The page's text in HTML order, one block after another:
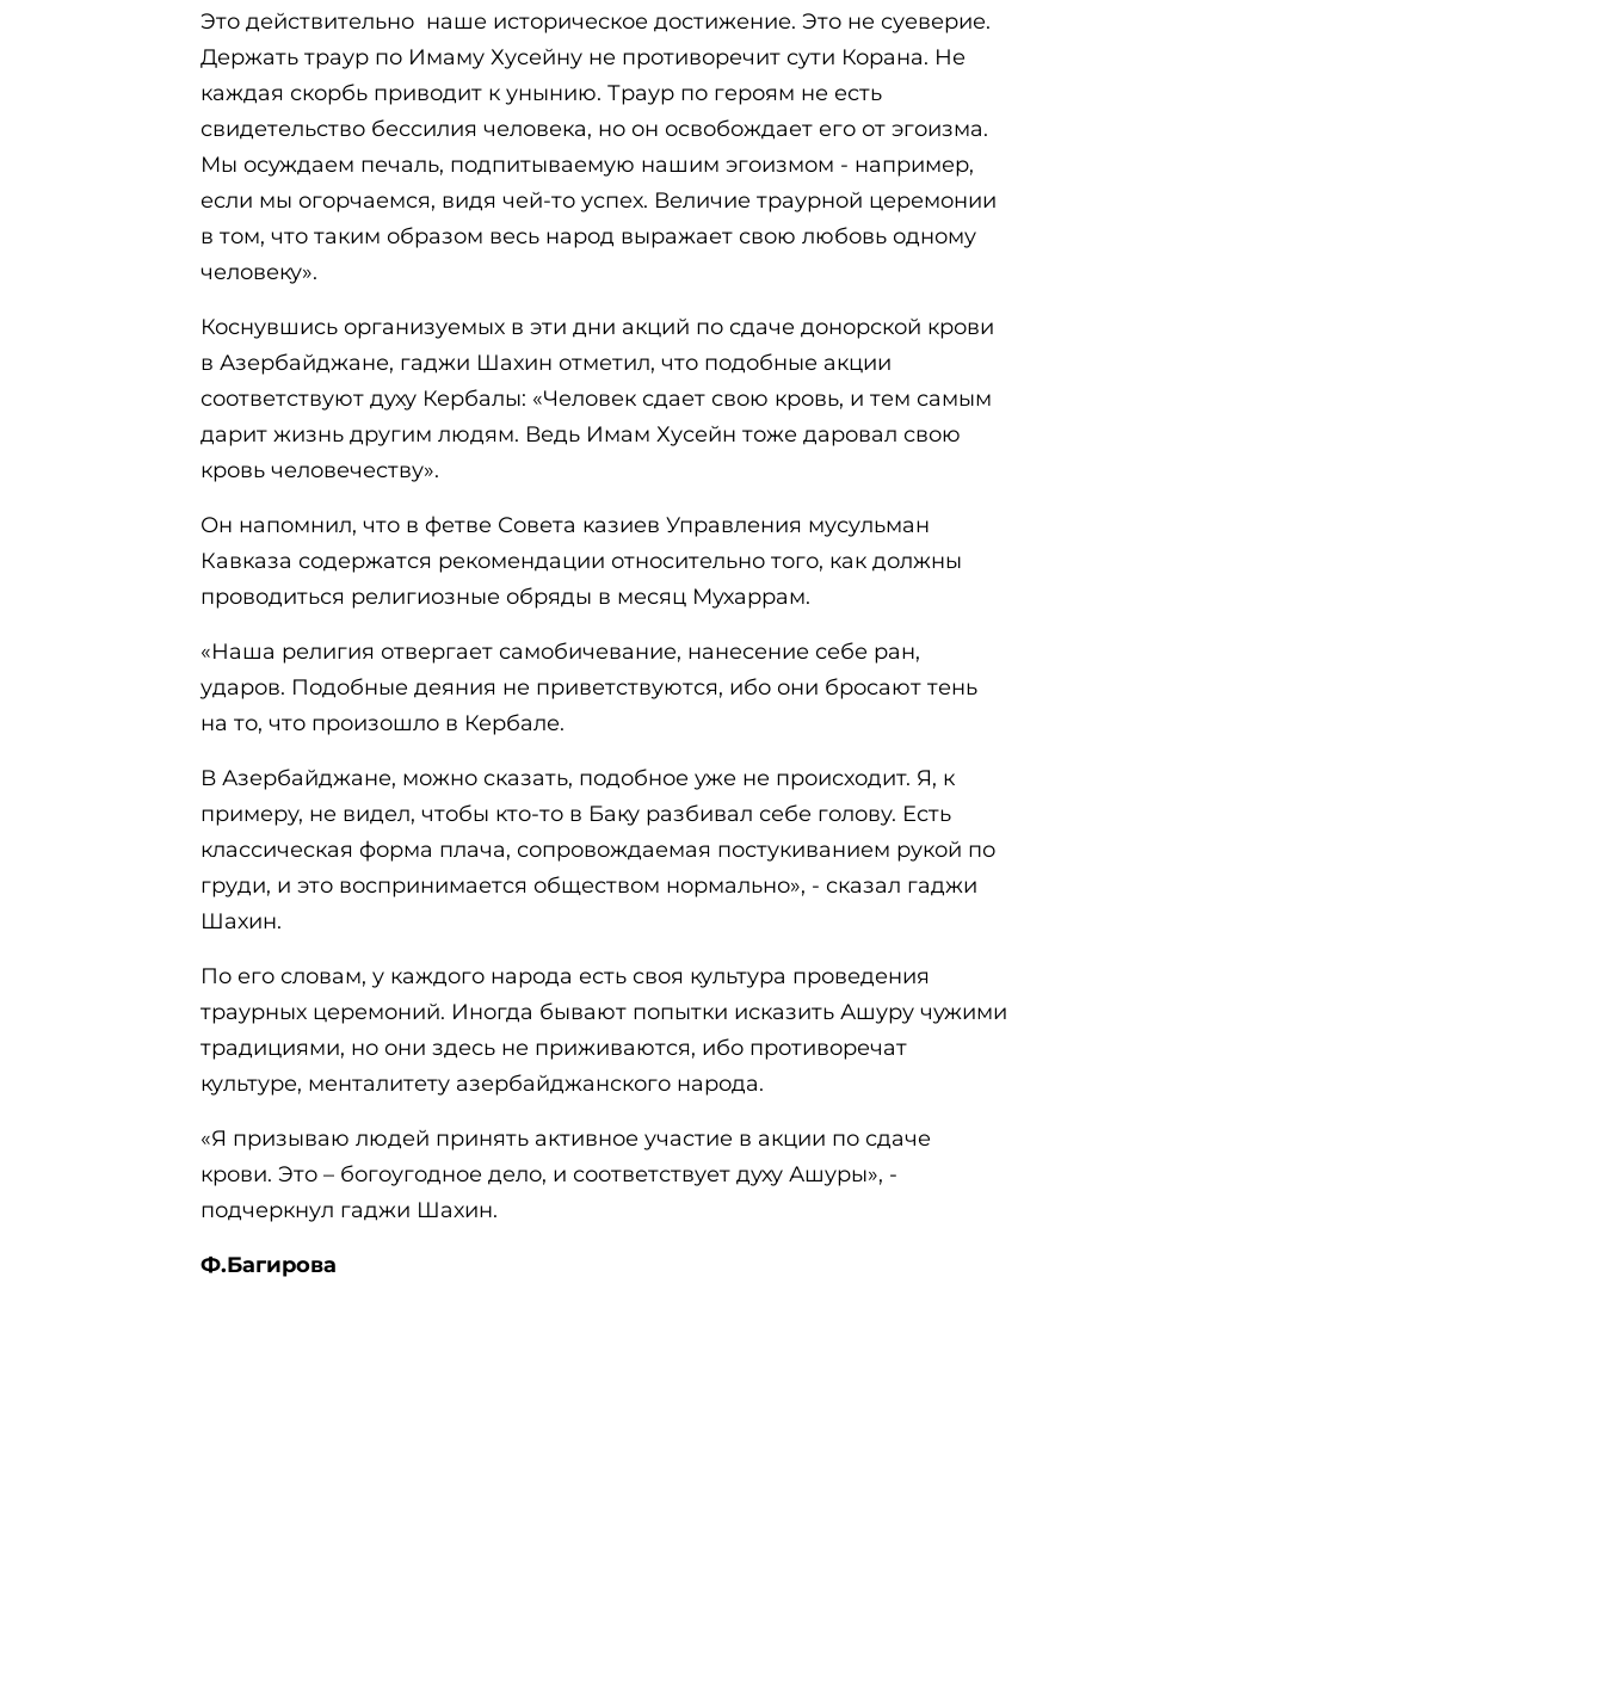
Это действительно наше историческое достижение. Это не суеверие.
Держать траур по Имаму Хусейну не противоречит сути Корана. Не
каждая скорбь приводит к унынию. Траур по героям не есть
свидетельство бессилия человека, но он освобождает его от эгоизма.
Мы осуждаем печаль, подпитываемую нашим эгоизмом - например,
если мы огорчаемся, видя чей-то успех. Величие траурной церемонии
в том, что таким образом весь народ выражает свою любовь одному
человеку».
Коснувшись организуемых в эти дни акций по сдаче донорской крови
в Азербайджане, гаджи Шахин отметил, что подобные акции
соответствуют духу Кербалы: «Человек сдает свою кровь, и тем самым
дарит жизнь другим людям. Ведь Имам Хусейн тоже даровал свою
кровь человечеству».
Он напомнил, что в фетве Совета казиев Управления мусульман
Кавказа содержатся рекомендации относительно того, как должны
проводиться религиозные обряды в месяц Мухаррам.
«Наша религия отвергает самобичевание, нанесение себе ран,
ударов. Подобные деяния не приветствуются, ибо они бросают тень
на то, что произошло в Кербале.
В Азербайджане, можно сказать, подобное уже не происходит. Я, к
примеру, не видел, чтобы кто-то в Баку разбивал себе голову. Есть
классическая форма плача, сопровождаемая постукиванием рукой по
груди, и это воспринимается обществом нормально», - сказал гаджи
Шахин.
По его словам, у каждого народа есть своя культура проведения
траурных церемоний. Иногда бывают попытки исказить Ашуру чужими
традициями, но они здесь не приживаются, ибо противоречат
культуре, менталитету азербайджанского народа.
«Я призываю людей принять активное участие в акции по сдаче
крови. Это – богоугодное дело, и соответствует духу Ашуры», -
подчеркнул гаджи Шахин.
Ф.Багирова